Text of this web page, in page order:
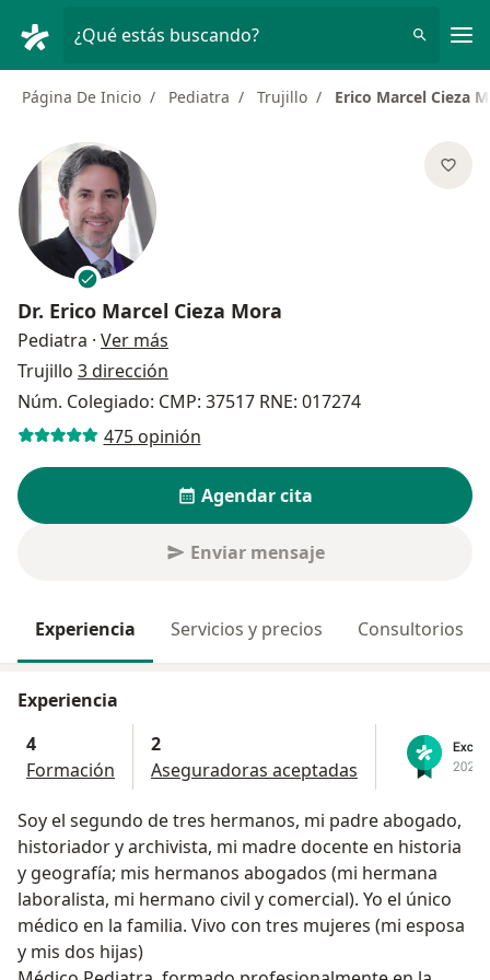
¿Qué estás buscando?
Página De Inicio Pediatra Trujillo Erico Marcel Cieza
Dr. Erico Marcel Cieza Mora
Pediatra · Ver más
Trujillo 3 dirección
Núm. Colegiado: CMP: 37517 RNE: 017274
475 opinión
Agendar cita
Enviar mensaje
Experiencia Servicios y precios Consultorios
Experiencia
4
Formación
2
Aseguradoras aceptadas
Soy el segundo de tres hermanos, mi padre abogado,
historiador y archivista, mi madre docente en historia
y geografía; mis hermanos abogados (mi hermana
laboralista, mi hermano civil y comercial). Yo el único
médico en la familia. Vivo con tres mujeres (mi esposa
y mis dos hijas)